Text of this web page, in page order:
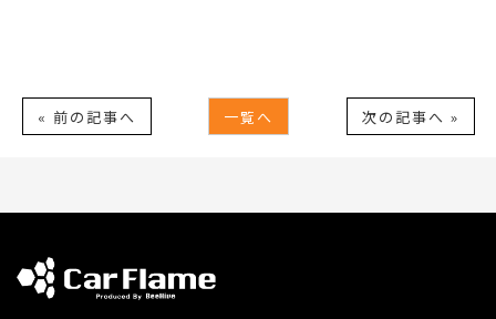
« 前の記事へ 一覧へ 次の記事へ »